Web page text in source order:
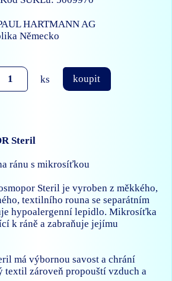
HARTMANN AG
Německo
ks koupit
Steril
ránu s mikrosíťkou
Steril je vyroben z měkkého,
textilního rouna se separátním
hypoalergenní lepidlo. Mikrosíťka
k ráně a zabraňuje jejímu
má výbornou savost a chrání
textil zároveň propouští vzduch a